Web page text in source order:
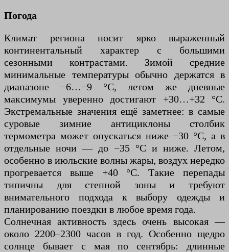
Погода
Климат региона носит ярко выраженный
континентальный характер с большими
сезонными контрастами. Зимой средние
минимальные температуры обычно держатся в
диапазоне −6…−9 °C, летом же дневные
максимумы уверенно достигают +30…+32 °C.
Экстремальные значения ещё заметнее: в самые
суровые зимние антициклоны столбик
термометра может опускаться ниже −30 °C, а в
отдельные ночи — до −35 °C и ниже. Летом,
особенно в июльские волны жары, воздух нередко
прогревается выше +40 °C. Такие перепады
типичны для степной зоны и требуют
внимательного подхода к выбору одежды и
планированию поездки в любое время года.
Солнечная активность здесь очень высокая —
около 2200–2300 часов в год. Особенно щедро
солнце бывает с мая по сентябрь: длинные